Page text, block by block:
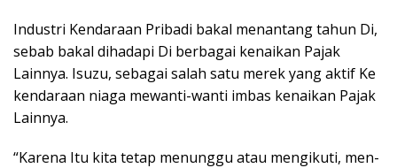
Industri Kendaraan Pribadi bakal menantang tahun Di,
sebab bakal dihadapi Di berbagai kenaikan Pajak
Lainnya. Isuzu, sebagai salah satu merek yang aktif Ke
kendaraan niaga mewanti-wanti imbas kenaikan Pajak
Lainnya.
“Karena Itu kita tetap menunggu atau mengikuti, men-